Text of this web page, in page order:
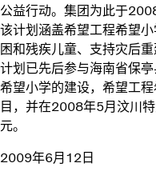
公益行动。集团为此于
该计划涵盖希望工程希望
困和残疾儿童、支持灾后
计划已先后参与海南省保
希望小学的建设，希望工
目，并在2008年5月汶川
元。
2009年6月12日